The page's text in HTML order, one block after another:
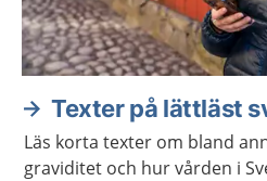
Texter på lättläst
Läs korta texter om bland
graviditet och hur vården i